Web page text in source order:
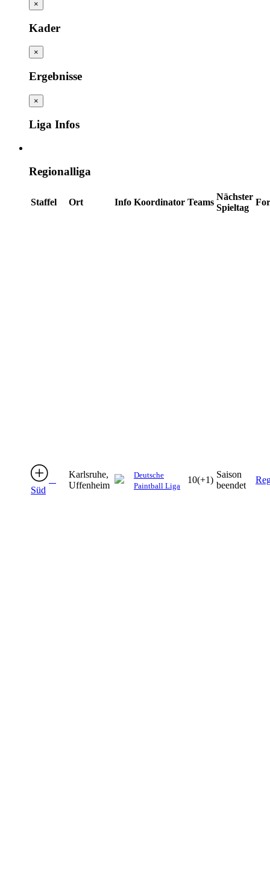
×
Kader
×
Ergebnisse
×
Liga Infos
Regionalliga
Staffel Ort Info Koordinator Teams
Nächster
Spieltag
Süd
Karlsruhe,
Uffenheim
Deutsche
Paintball Liga
10(+1)
Saison
beendet